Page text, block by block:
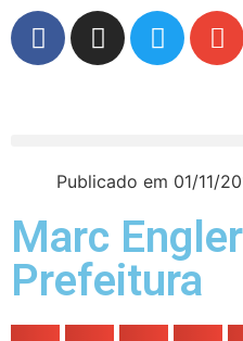
Publicado em 01/11/
Marc
Prefeitura